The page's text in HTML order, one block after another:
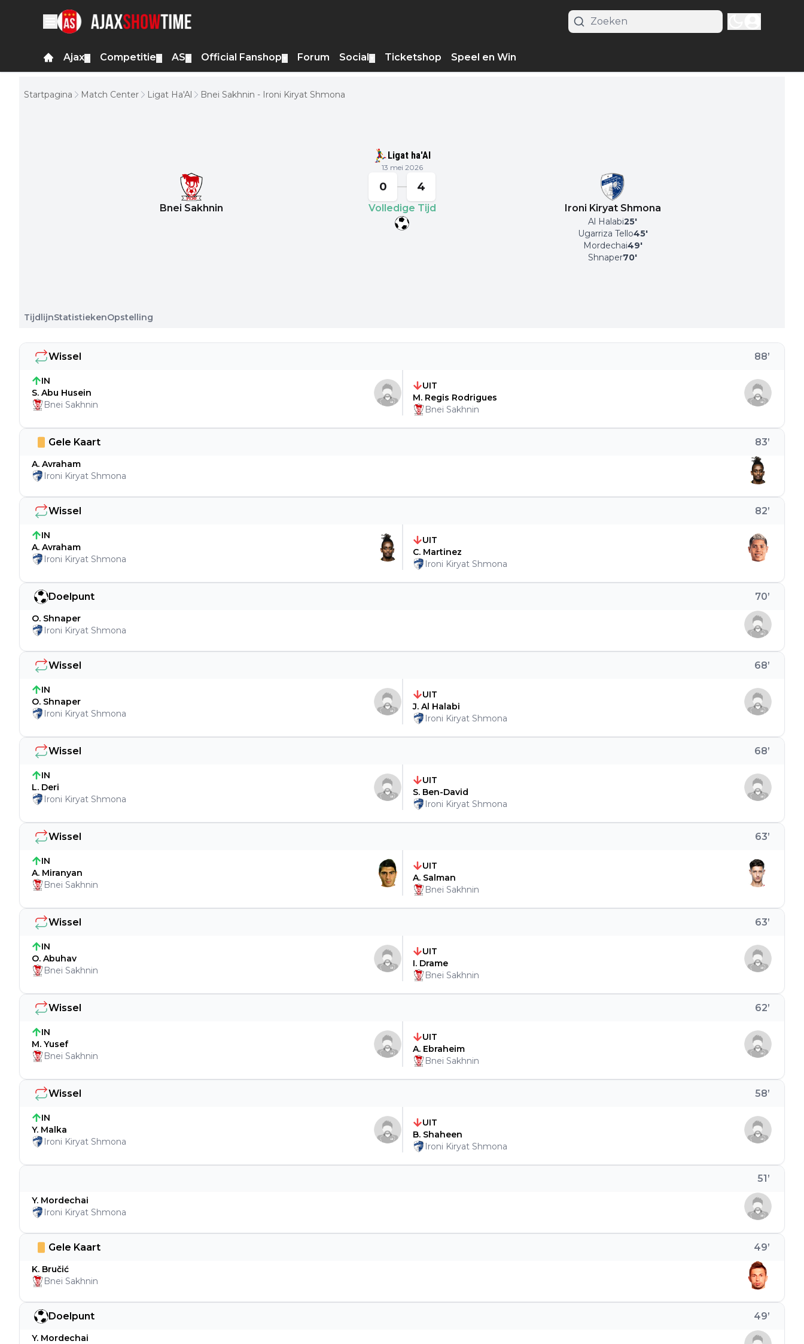
Ajax Competitie AS Official Fanshop Forum Social Ticketshop Speel en Win
Startpagina Match Center Ligat Ha'Al Bnei Sakhnin - Ironi Kiryat Shmona
Ligat ha'Al
13 mei 2026
Bnei Sakhnin
0 4
Volledige Tijd Ironi Kiryat Shmona
Al Halabi25'
Ugarriza Tello45'
Mordechai49'
Shnaper70'
TijdlijnStatistiekenOpstelling
Doelpunt 49’
Y. Mordechai
Gele Kaart 49’
K. Bručić
Bnei Sakhnin
51’
Y. Mordechai
Ironi Kiryat Shmona
Wissel 58’
IN
Y. Malka
Ironi Kiryat Shmona
UIT
B. Shaheen
Ironi Kiryat Shmona
Wissel 62’
IN
M. Yusef
Bnei Sakhnin
UIT
A. Ebraheim
Bnei Sakhnin
Wissel 63’
IN
O. Abuhav
Bnei Sakhnin
UIT
I. Drame
Bnei Sakhnin
Wissel 63’
IN
A. Miranyan
Bnei Sakhnin
UIT
A. Salman
Bnei Sakhnin
Wissel 68’
IN
L. Deri
Ironi Kiryat Shmona
UIT
S. Ben-David
Ironi Kiryat Shmona
Wissel 68’
IN
O. Shnaper
Ironi Kiryat Shmona
UIT
J. Al Halabi
Ironi Kiryat Shmona
Doelpunt 70’
O. Shnaper
Ironi Kiryat Shmona
Wissel 82’
IN
A. Avraham
Ironi Kiryat Shmona
UIT
C. Martinez
Ironi Kiryat Shmona
Gele Kaart 83’
A. Avraham
Ironi Kiryat Shmona
Wissel 88’
IN
S. Abu Husein
Bnei Sakhnin
UIT
M. Regis Rodrigues
Bnei Sakhnin